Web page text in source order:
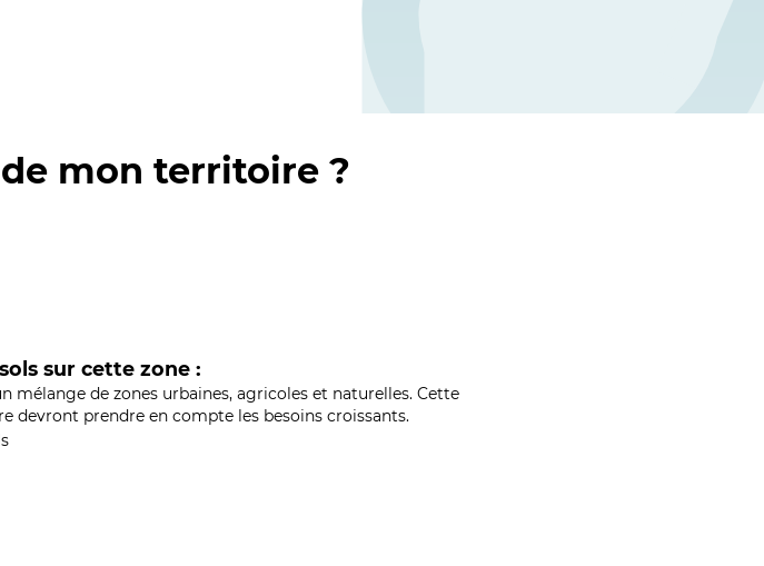
mon territoire ?
sur cette zone :
de zones urbaines, agricoles et naturelles. Cette
prendre en compte les besoins croissants.